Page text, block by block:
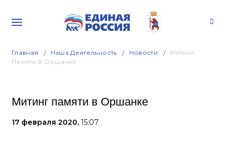
Главная Наша Деятельность Новости
Митинг
Памяти В Оршанке
Митинг памяти в Оршанке
17 февраля 2020, 15:07